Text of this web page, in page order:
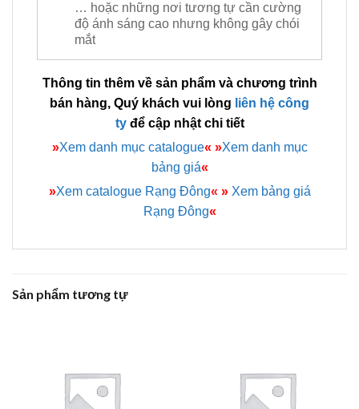
… hoặc những nơi tương tự cần cường
độ ánh sáng cao nhưng không gây chói
mắt
Thông tin thêm về sản phẩm và chương trình
bán hàng, Quý khách vui lòng liên hệ công
tyđể cập nhật chi tiết
»Xem danh mục catalogue« »Xem danh mục
bảng giá«
»Xem catalogue Rạng Đông« »Xem bảng giá
Rạng Đông«
Sản phẩm tương tự